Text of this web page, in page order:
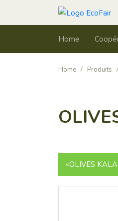
Home
Home / Produits /
«OLIVES